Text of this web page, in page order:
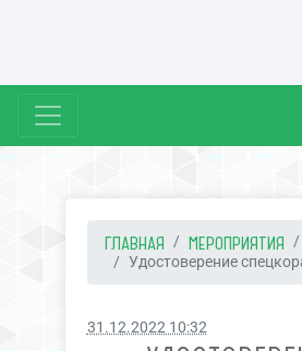
ГЛАВНАЯ МЕРОПРИЯТИЯ
Удостоверение
31.12.2022 10:32